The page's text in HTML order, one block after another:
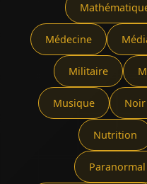
Médecine
Militaire
Musique
Nutrition